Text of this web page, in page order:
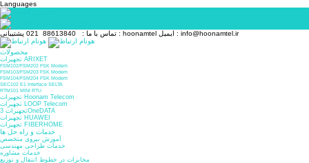
Languages
تماس با ما : پشتیبانی : hoonamtel ایمیل : info@hoonamtel.ir
محصولات
تجهیزات ARIXET
FSM102/FSM202 FSK Modem
FSM103/FSM203 FSK Modem
FSM104/FSM204 FSK Modem
SEC102 E1 Interface SELTA
RTM101 MINI RTU
تجهیزات Hoonam Telecom
تجهیزات LOOP Telecom
تجهیزات 3OneDATA
تجهیزات HUAWEI
تجهیزات FIBERHOME
خدمات و راه حل ها
آموزش نیروی متخصص
خدمات طراحی مهندسی
خدمات مشاوره
مخابرات در خطوط انتقال و توزیع